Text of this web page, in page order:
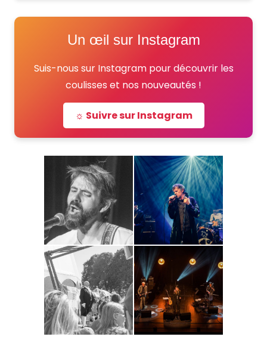
Un œil sur Instagram
Suis-nous sur Instagram pour découvrir les
coulisses et nos nouveautés !
☼ Suivre sur Instagram